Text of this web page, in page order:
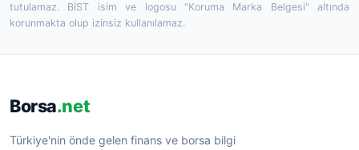
tutulamaz. BİST isim ve logosu "Koruma Marka Belgesi" altında
korunmakta olup izinsiz kullanılamaz.
Borsa.net
Türkiye'nin önde gelen finans ve borsa bilgi